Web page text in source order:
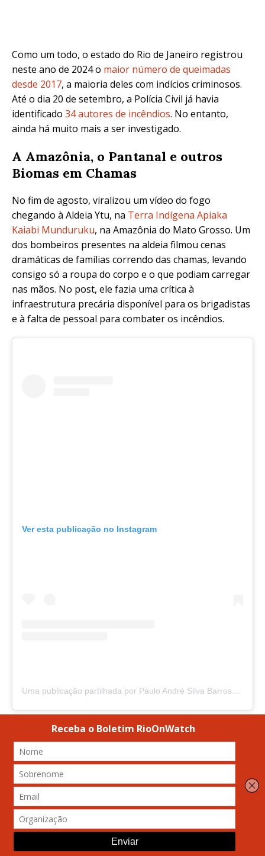
Como um todo, o estado do Rio de Janeiro registrou
neste ano de 2024 o maior número de queimadas
desde 2017, a maioria deles com indícios criminosos.
Até o dia 20 de setembro, a Polícia Civil já havia
identificado 34 autores de incêndios. No entanto,
ainda há muito mais a ser investigado.
A Amazônia, o Pantanal e outros
Biomas em Chamas
No fim de agosto, viralizou um vídeo do fogo
chegando à Aldeia Ytu, na Terra Indígena Apiaka
Kaiabi Munduruku, na Amazônia do Mato Grosso. Um
dos bombeiros presentes na aldeia filmou cenas
dramáticas de famílias correndo das chamas, levando
consigo só a roupa do corpo e o que podiam carregar
nas mãos. No post, ele fazia uma crítica à
infraestrutura precária disponível para os brigadistas
e à falta de pessoal para combater os incêndios.
Ver esta publicação no Instagram
Uma publicação partilhada por Paulo André Silva Barroso (@barrosoff_bombeiro)
A Articulação dos Povos Indígenas do Brasil (
preocupada com a vida dos indígenas brasileiros e
com o uso criminoso do fogo, inclusive como arma de
remoção de aldeias e grilagem de terras—
o agronegóciopelas queimadas. O movimento
indígena espera investigação, punição para os
incendiários e mitigação dos danos causados.